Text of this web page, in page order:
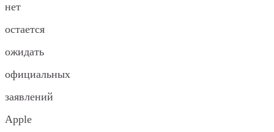
нет
остается
ожидать
официальных
заявлений
Apple